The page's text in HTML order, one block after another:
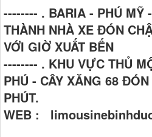
-------- . BARIA - PHÚ MỸ
THÀNH NHÀ XE ĐÓN
VỚI GIỜ XUẤT BẾN
-------- . KHU VỰC THỦ
PHÚ - CÂY XĂNG 68
PHÚT.
WEB :